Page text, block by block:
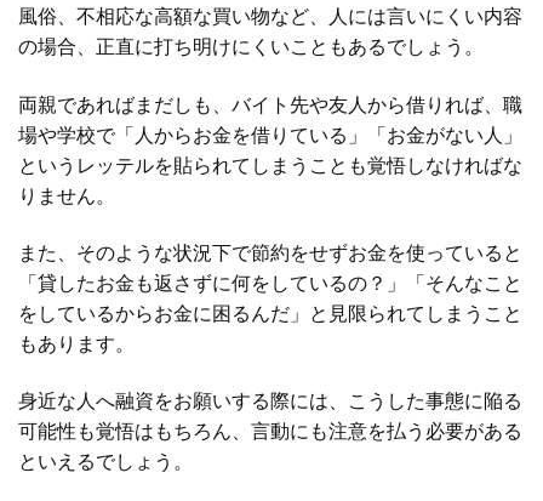
風俗、不相応な高額な買い物など、人には言いにくい内容
の場合、正直に打ち明けにくいこともあるでしょう。
両親であればまだしも、バイト先や友人から借りれば、職
場や学校で「人からお金を借りている」「お金がない人」
というレッテルを貼られてしまうことも覚悟しなければな
りません。
また、そのような状況下で節約をせずお金を使っていると
「貸したお金も返さずに何をしているの？」「そんなこと
をしているからお金に困るんだ」と見限られてしまうこと
もあります。
身近な人へ融資をお願いする際には、こうした事態に陥る
可能性も覚悟はもちろん、言動にも注意を払う必要がある
といえるでしょう。